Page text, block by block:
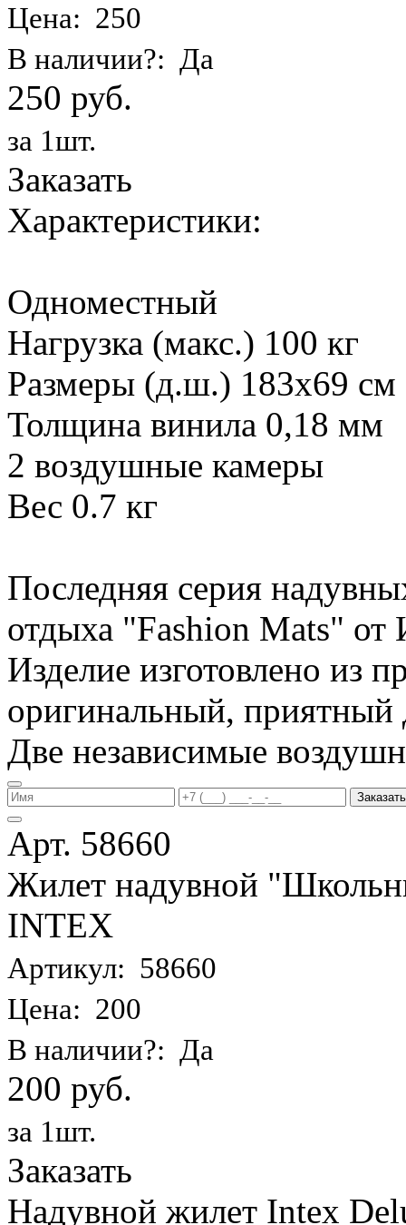
Цена: 250
В наличии?: Да
250 руб.
за 1шт.
Заказать
Характеристики:
Одноместный
Нагрузка (макс.) 100 кг
Размеры (д.ш.) 183х69 см
Толщина винила 0,18 мм
2 воздушные камеры
Вес 0.7 кг
Последняя серия
отдыха "Fashion Mats"
Изделие изготовлено из
оригинальный, приятный
Две независимые
Заказать
Арт. 58660
Жилет надувной
INTEX
Артикул: 58660
Цена: 200
В наличии?: Да
200 руб.
за 1шт.
Заказать
Надувной жилет Intex